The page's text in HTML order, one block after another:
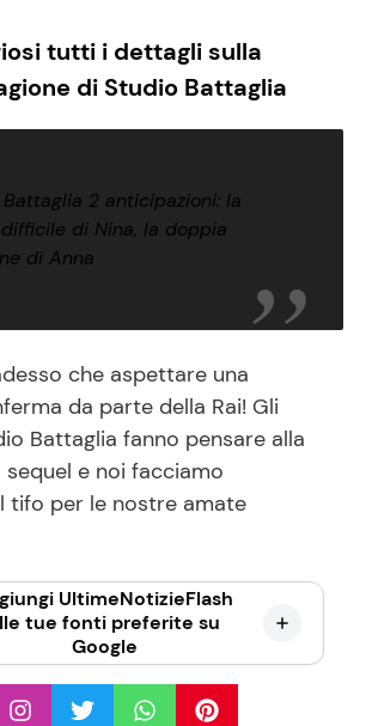
tutti i dettagli sulla
di Studio Battaglia
2 anticipazioni: la
di Nina, la doppia
di Anna
che aspettare una
da parte della Rai! Gli
Battaglia fanno pensare alla
e noi facciamo
tifo per le nostre amate
UltimeNotizieFlash
tue fonti preferite su
Google